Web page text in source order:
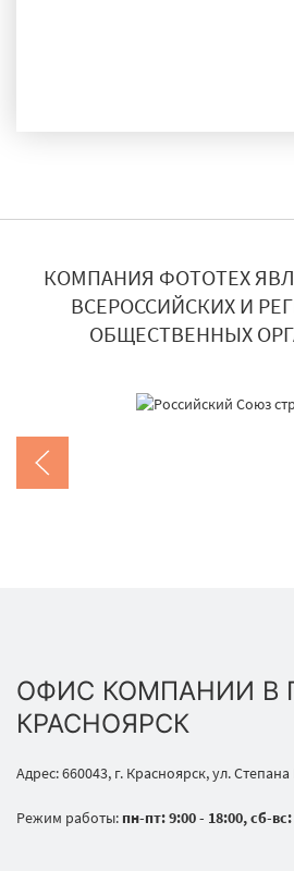
КОМПАНИЯ ФОТОТЕХ
ВСЕРОССИЙСКИХ И
ОБЩЕСТВЕННЫХ
ОФИС КОМПАНИИ В
КРАСНОЯРСК
Адрес: 660043, г. Красноярск, ул.
Режим работы: пн-пт: 9:00 - 18:00, сб-